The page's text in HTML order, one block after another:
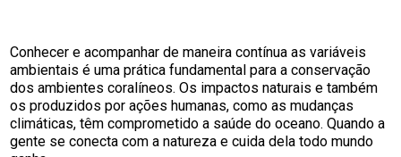
Conhecer e acompanhar de maneira contínua as variáveis
ambientais é uma prática fundamental para a conservação
dos ambientes coralíneos. Os impactos naturais e também
os produzidos por ações humanas, como as mudanças
climáticas, têm comprometido a saúde do oceano. Quando a
gente se conecta com a natureza e cuida dela todo mundo